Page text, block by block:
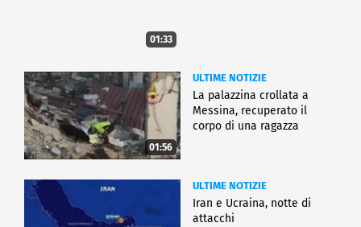
01:33
01:56
ULTIME NOTIZIE
La palazzina crollata a
Messina, recuperato il
corpo di una ragazza
ULTIME NOTIZIE
Iran e Ucraina, notte di
attacchi